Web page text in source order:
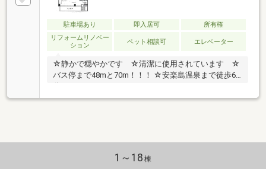
駐車場あり 即入居可
所有権
リフォームリノベー
ション
ペット相談可 エレベーター
☆静かで穏やかです ☆清潔に使用されています ☆
バス停まで48mと70m！！！ ☆安楽島温泉まで徒歩6
1～18 棟